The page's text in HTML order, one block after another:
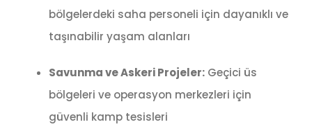
bölgelerdeki saha personeli için dayanıklı ve
taşınabilir yaşam alanları
Savunma ve Askeri Projeler:Geçici üs
bölgeleri ve operasyon merkezleri için
güvenli kamp tesisleri